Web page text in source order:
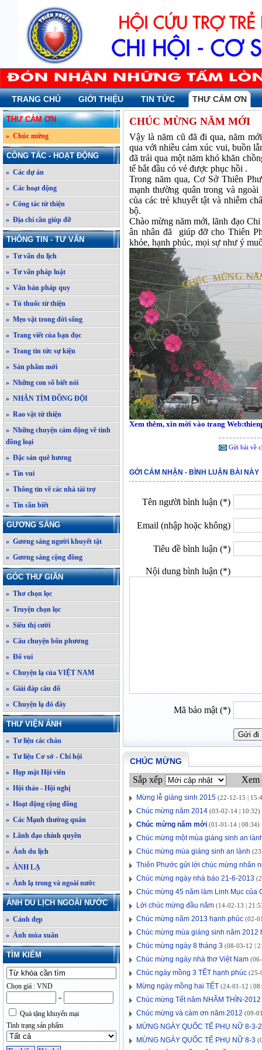
TRANG CHỦ GIỚI THIỆU TIN TỨC THƯ CẢM ƠN
THƯ CẢM ƠN
» Chúc mừng
CÔNG TÁC - HOẠT ĐỘNG
» Các dự án
» Các hoạt động
» Công tác từ thiện
» Địa chỉ cần giúp đỡ
THÔNG TIN - TƯ VẤN
» Tư vấn du lịch
» Tư vấn pháp luật
» Văn bản pháp quy
» Tủ thuốc từ thiện
» Mẹo vặt trong đời sống
» Trang viết của bạn đọc
» Trang tin tức sự kiện
» Sản phẩm mới
» Những con số biết nói
» NHẮN TÌM ĐỒNG ĐỘI
» Rao vặt từ thiện
» Những chuyện cảm động về tình
đồng loại
» Đặc sản quê hương
» Tin vui
» Thông tin về các nhà tài trợ
» Tin cần biết
GƯƠNG SÁNG
» Gương sáng người khuyết tật
» Gương sáng cộng đồng
GÓC THƯ GIÃN
» Thơ chọn lọc
» Truyện chọn lọc
» Siêu thị cười
» Câu chuyện bốn phương
» Đố vui
» Chuyện lạ của VIỆT NAM
» Giải đáp câu đố
» Chuyện lạ đó đây
THƯ VIỆN ẢNH
» Tư liệu các cháu
» Tư liệu Cơ sở - Chi hội
» Họp mặt Hội viên
» Hội thảo - Hội nghị
» Hoạt động cộng đồng
» Các Mạnh thường quân
» Lãnh đạo chính quyền
» Ảnh du lịch
» ẢNH LẠ
» Ảnh lạ trong và ngoài nước
ẢNH DU LỊCH NGOÀI NƯỚC
» Cảnh đẹp
» Ảnh mùa xuân
TÌM KIẾM
Chọn giá : VND
-
Quà tặng khuyến mại
Tình trạng sản phẩm
CHÚC MỪNG NĂM MỚI
Vậy là năm cũ đã đi qua, năm
qua với nhiều cảm xúc vui, buồn
đã trải qua một năm khó khăn
tế bắt đầu có vẻ được phục hồi .
Trong năm qua, Cơ Sở Thiên
mạnh thường quân trong và
của các trẻ khuyết tật và nhiễm
bộ.
Chào mừng năm mới, lãnh đạo
ân nhân đã giúp đỡ cho Thiên
khỏe, hạnh phúc, mọi sự như ý
Xem thêm, xin mời vào trang
Gửi bài về
GỞI CẢM NHẬN - BÌNH LUẬN BÀI NÀY
Tên người bình luận (*)
Email (nhập hoặc không)
Tiêu đề bình luận (*)
Nội dung bình luận (*)
Mã bảo mật (*)
CHÚC MỪNG
Sắp xếp Xem
Mừng lễ giáng sinh 2015 (22-12-15 |
Chúc mừng năm 2014 (03-02-14 | 10:32)
Chúc mừng năm mới (01-01-14 | 08:34)
Chúc mừng một mùa giáng sinh an
Chúc mừng mùa giáng sinh an lành
Thiên Phước gửi lới chúc mừng nhân
Chúc mừng ngày nhà báo 21-6-2013
Chúc mừng 45 năm làm Linh Mục của
Lời chúc mừng đầu năm (14-02-13 |
Chúc mừng năm 2013 hạnh phúc (02-
Chúc mừng mùa giáng sinh năm 2012
Chúc mừng ngày 8 tháng 3 (08-03-12 |
Chúc mừng ngày nhà thơ Việt Nam
Chúc ngày mồng 3 TẾT hạnh phúc (25-
Mừng ngày mồng hai TẾT (24-01-12 |
Chúc mừng Tết năm NHÂM THÌN-2012
Chúc mừng và cám ơn năm 2012 (09-
MỪNG NGÀY QUỐC TẾ PHỤ NỮ 8-3-
MỪNG NGÀY QUỐC TẾ PHỤ NỮ 8-3